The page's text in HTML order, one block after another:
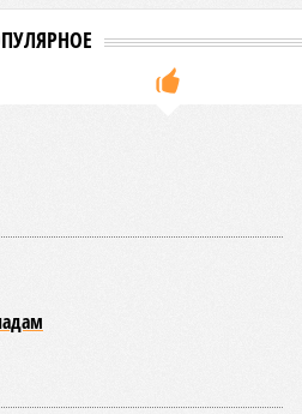
демографию. А как ещё
природных катастроф почти все
разразившиеся в Индии,
Что характерно, Россию и
массовый голод и
бубонной чумы (200 млн
разным оценкам, от 17,4 до
дней. А что нам ждать в
A-Z Animals,
научных исследованиях и
свой список
стихийных бедствий,